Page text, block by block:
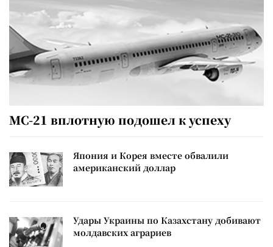
МС-21 вплотную подошел к успеху
Япония и Корея вместе обвалили
американский доллар
Удары Украины по Казахстану добивают
молдавских аграриев